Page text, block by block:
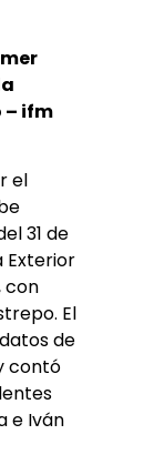
– ifm
el
31 de
Exterior
con
El
de
contó
e Iván